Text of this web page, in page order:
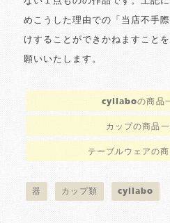
めこうした理由での「当店不手
けすることができかねますこと
願いいたします。
cyilaboの商品
カップの商品
テーブルウェアの
器 カップ類 cyilabo